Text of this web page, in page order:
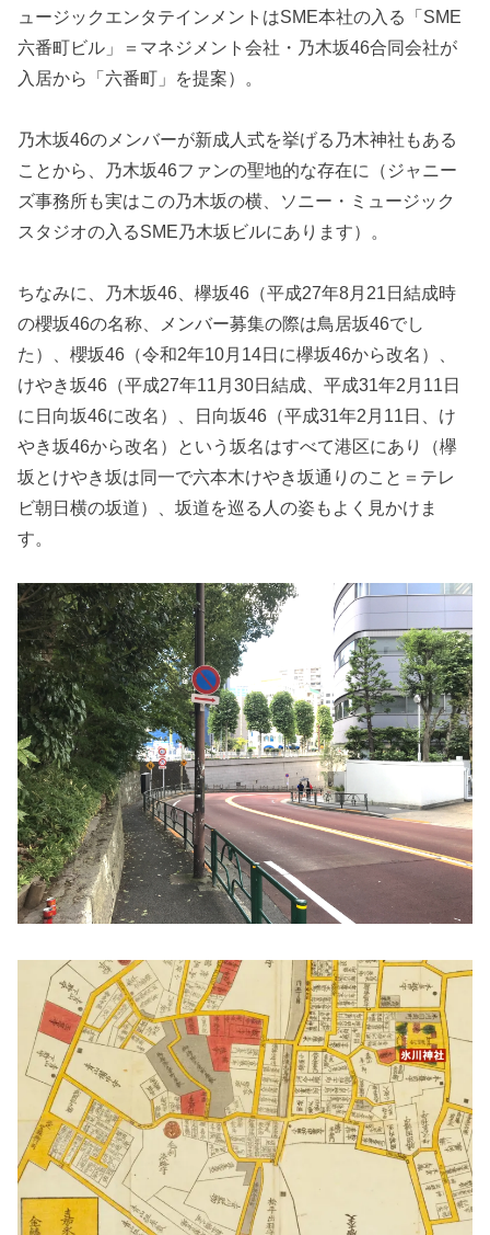
ュージックエンタテインメントはSME本社の入る「SME
六番町ビル」＝マネジメント会社・乃木坂46合同会社が
入居から「六番町」を提案）。
乃木坂46のメンバーが新成人式を挙げる乃木神社もある
ことから、乃木坂46ファンの聖地的な存在に（ジャニー
ズ事務所も実はこの乃木坂の横、ソニー・ミュージック
スタジオの入るSME乃木坂ビルにあります）。
ちなみに、乃木坂46、欅坂46（平成27年8月21日結成時
の櫻坂46の名称、メンバー募集の際は鳥居坂46でし
た）、櫻坂46（令和2年10月14日に欅坂46から改名）、
けやき坂46（平成27年11月30日結成、平成31年2月11日
に日向坂46に改名）、日向坂46（平成31年2月11日、け
やき坂46から改名）という坂名はすべて港区にあり（欅
坂とけやき坂は同一で六本木けやき坂通りのこと＝テレ
ビ朝日横の坂道）、坂道を巡る人の姿もよく見かけま
す。